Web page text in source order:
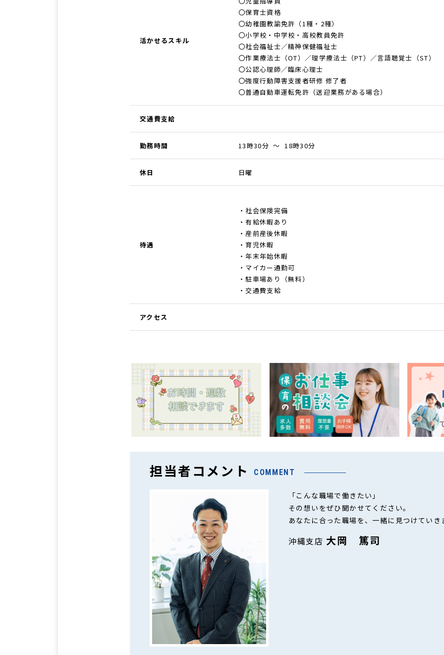
活かせるスキル
〇保育士資格
〇幼稚園教諭免許（1種・2種）
〇小学校・中学校・高校教員免許
〇社会福祉士／精神保健福祉士
〇作業療法士（OT）／理学療法士（PT）／言語聴覚士（ST）
〇公認心理師／臨床心理士
〇強度行動障害支援者研修 修了者
〇普通自動車運転免許（送迎業務がある場合）
交通費支給
勤務時間 13時30分 ～ 18時30分
休日 日曜
待遇
・社会保険完備
・有給休暇あり
・産前産後休暇
・育児休暇
・年末年始休暇
・マイカー通勤可
・駐車場あり（無料）
・交通費支給
アクセス
担当者コメント COMMENT
「こんな職場で働きたい」
その想いをぜひ聞かせてください。
あなたに合った職場を、一緒に見つけていき
沖縄支店 大岡 篤司